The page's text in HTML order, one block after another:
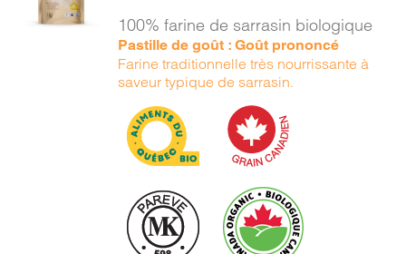
100% farine de sarrasin biologique
Pastille de goût : Goût prononcé
Farine traditionnelle très nourrissante à
saveur typique de sarrasin.